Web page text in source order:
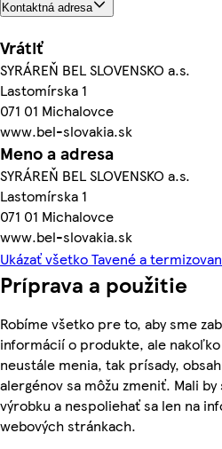
Kontaktná adresa
Vrátiť
SYRÁREŇ BEL SLOVENSKO a.s.
Lastomírska 1
071 01 Michalovce
www.bel-slovakia.sk
Meno a adresa
SYRÁREŇ BEL SLOVENSKO a.s.
Lastomírska 1
071 01 Michalovce
www.bel-slovakia.sk
Ukázať všetko Tavené a
Príprava a použitie
Robíme všetko pre to, aby sme
informácií o produkte, ale
neustále menia, tak prísady,
alergénov sa môžu zmeniť. Mali
výrobku a nespoliehať sa len na
webových stránkach.